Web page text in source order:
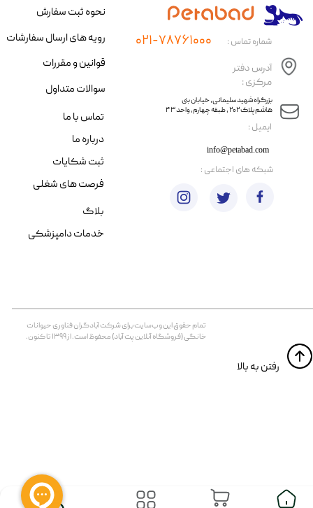
​ایمیل :
آدرس دفتر
مرکزی :
info@petabad.com
​​بزرگراه شهید سلیمانی، خیابان بنی
هاشم پلاک ۲۰۲ ، طبقه چهارم، واحد ۴۳
شماره تماس : ۰۲۱-۷۸۷۶۱۰۰۰
تمام حقوق اين وب‌سايت برای شرکت آبادگران فناوری حیوانات
خانگی (فروشگاه آنلاین پت آباد) محفوظ است. از ۱۳۹۹ تا کنون.
​​رفتن به بالا
نحوه ثبت سفارش
رویه های ارسال سفارشات
قوانین و مقررات
سوالات متداول
تماس با ما
درباره ما
ثبت شکایات
فرصت های شغلی
​شبکه های اجتماعی :
بلاگ
خدمات دامپزشکی